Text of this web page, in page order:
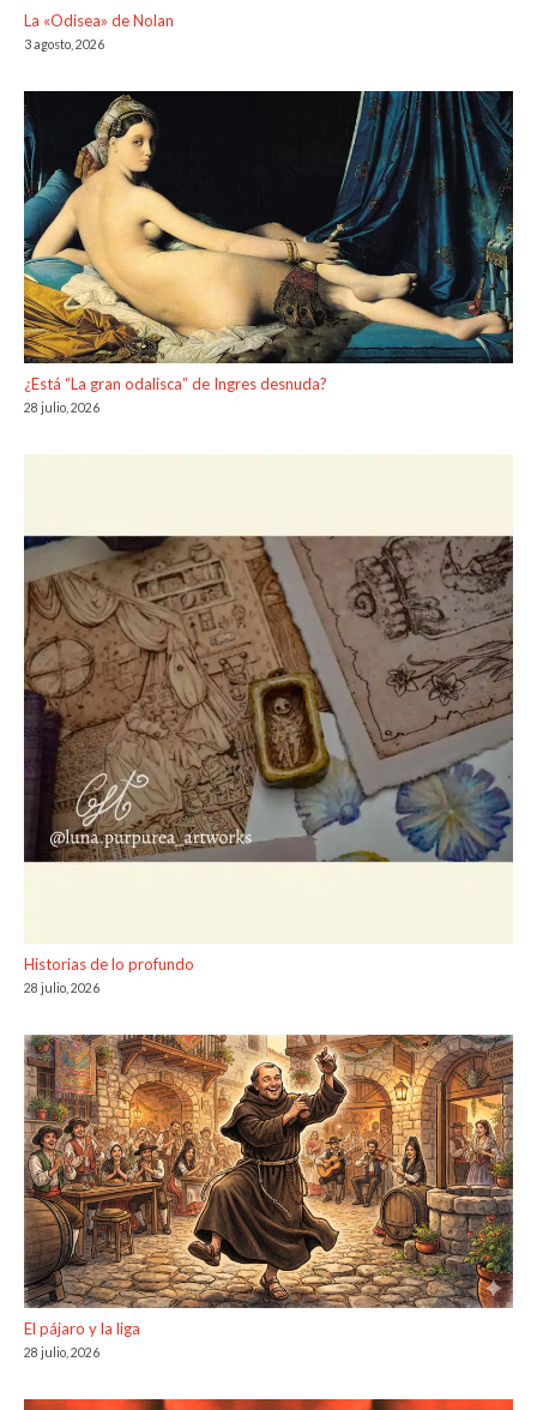
La «Odisea» de Nolan
3 agosto, 2026
¿Está “La gran odalisca” de Ingres desnuda?
28 julio, 2026
Historias de lo profundo
28 julio, 2026
El pájaro y la liga
28 julio, 2026